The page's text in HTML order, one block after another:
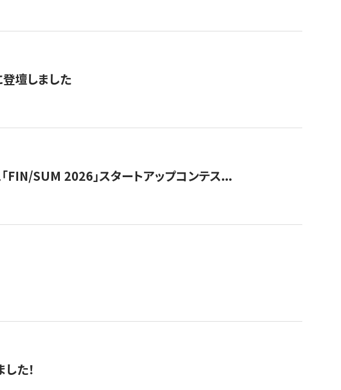
壇しました
FIN/SUM 2026」スタートアップコンテス...
た！